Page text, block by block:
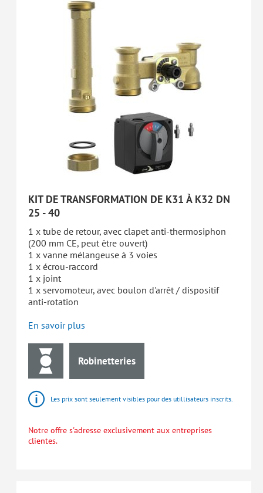
KIT DE TRANSFORMATION DE K31 À K32 DN
25 - 40
1 x tube de retour, avec clapet anti-thermosiphon
(200 mm CE, peut être ouvert)
1 x vanne mélangeuse à 3 voies
1 x écrou-raccord
1 x joint
1 x servomoteur, avec boulon d'arrêt / dispositif
anti-rotation
En savoir plus
Robinetteries
Les prix sont seulement visibles pour des utillisateurs inscrits.
Notre offre s'adresse exclusivement aux entreprises
clientes.